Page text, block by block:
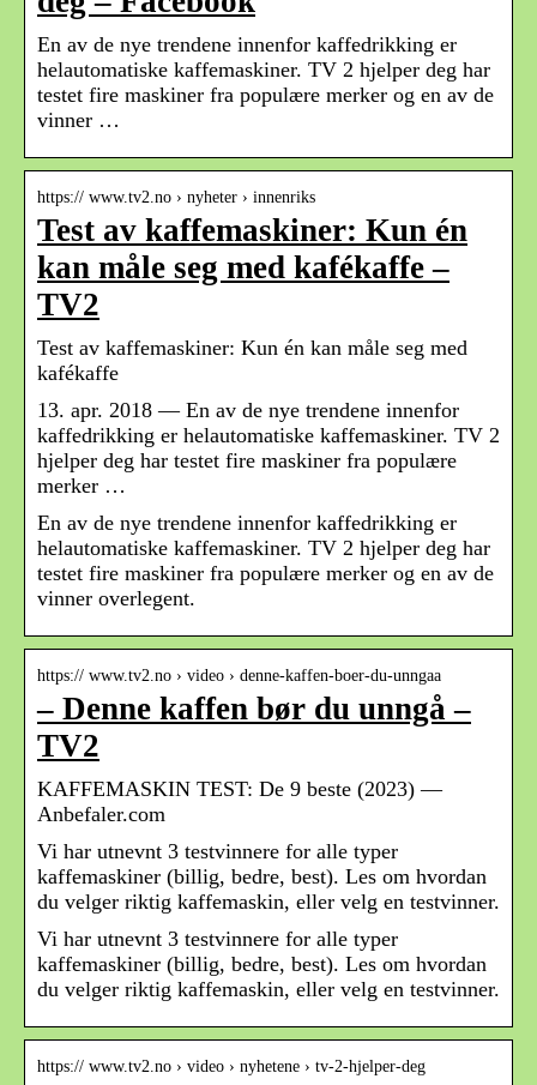
En av de nye trendene innenfor kaffedrikking er
helautomatiske kaffemaskiner. TV 2 hjelper deg har
testet fire maskiner fra populære merker og en av de
vinner …
https:// www.tv2.no › nyheter › innenriks
Test av kaffemaskiner: Kun én
kan måle seg med kafékaffe –
TV2
Test av kaffemaskiner: Kun én kan måle seg med
kafékaffe
13. apr. 2018 — En av de nye trendene innenfor
kaffedrikking er helautomatiske kaffemaskiner. TV 2
hjelper deg har testet fire maskiner fra populære
merker …
En av de nye trendene innenfor kaffedrikking er
helautomatiske kaffemaskiner. TV 2 hjelper deg har
testet fire maskiner fra populære merker og en av de
vinner overlegent.
https:// www.tv2.no › video › denne-kaffen-boer-du-unngaa
– Denne kaffen bør du unngå –
TV2
KAFFEMASKIN TEST: De 9 beste (2023) —
Anbefaler.com
Vi har utnevnt 3 testvinnere for alle typer
kaffemaskiner (billig, bedre, best). Les om hvordan
du velger riktig kaffemaskin, eller velg en testvinner.
Vi har utnevnt 3 testvinnere for alle typer
kaffemaskiner (billig, bedre, best). Les om hvordan
du velger riktig kaffemaskin, eller velg en testvinner.
https:// www.tv2.no › video › nyhetene › tv-2-hjelper-deg